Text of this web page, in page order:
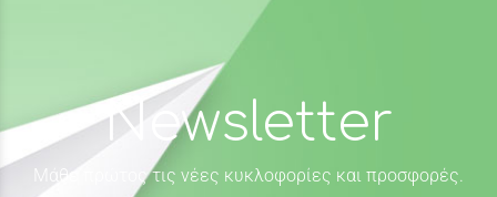
Newsletter
Μάθε πρώτος τις νέες κυκλοφορίες και προσφορές.